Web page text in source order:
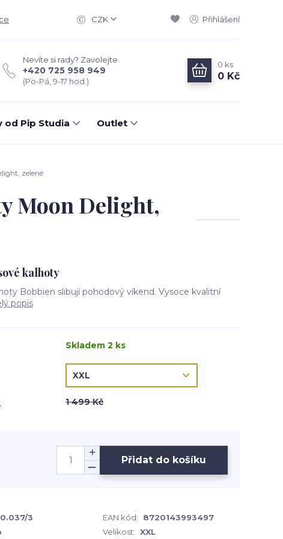
CZK Přihlášení
Nevíte si rady? Zavolejte.
+420 725 958 949
(Po-Pá, 9-17 hod.)
0 ks
0 Kč
od Pip Studia Outlet
zelené
Moon Delight,
kalhoty
Bobbien slibují pohodový víkend. Vysoce kvalitní
popis
Skladem 2 ks
1 499 Kč
Přidat do košíku
3 EAN kód:
8720143993497
Velikost: XXL